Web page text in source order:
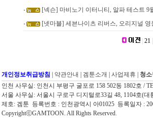
[넥슨] 마비노기 이터니티, 알파 테스트
[넷마블] 세븐나이츠 리버스, 오리지널 영
21
개인정보취급방침 약관안내 겜툰소개 사업제휴
청
인천 사무실: 인천시 부평구 굴포로 158 502동 1802호 /
서울 사무실: 서울시 구로구 디지털로33길 48, 1104호(대
제호: 겜툰 등록번호 : 인천광역시 아01025 등록일자 :
CopyrightⓒGAMTOON. All Rights Reserved.